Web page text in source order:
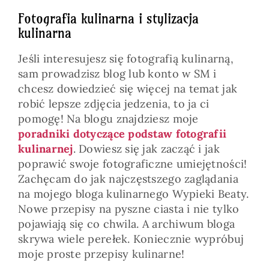
Fotografia kulinarna i stylizacja
kulinarna
Jeśli interesujesz się fotografią kulinarną,
sam prowadzisz blog lub konto w SM i
chcesz dowiedzieć się więcej na temat jak
robić lepsze zdjęcia jedzenia, to ja ci
pomogę! Na blogu znajdziesz moje
poradniki dotyczące podstaw fotografii
kulinarnej. Dowiesz się jak zacząć i jak
poprawić swoje fotograficzne umiejętności!
Zachęcam do jak najczęstszego zaglądania
na mojego bloga kulinarnego Wypieki Beaty.
Nowe przepisy na pyszne ciasta i nie tylko
pojawiają się co chwila. A archiwum bloga
skrywa wiele perełek. Koniecznie wypróbuj
moje proste przepisy kulinarne!